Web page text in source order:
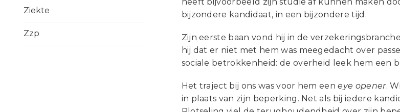
Ziekte
Zzp
bijzondere kandidaat, in een bijzondere tijd.
Zijn eerste baan vond hij in de
hij dat er niet met hem was meegedacht over
sociale betrokkenheid: de overheid leek hem een
Het traject bij ons was voor hem eeneye opener.
in plaats van zijn beperking. Net als bij iedere